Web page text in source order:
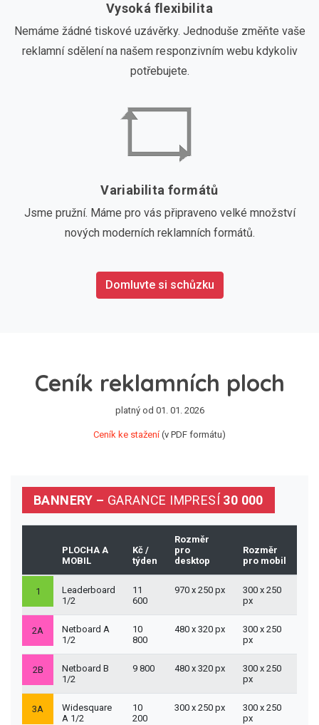
Vysoká flexibilita
Nemáme žádné tiskové uzávěrky. Jednoduše změňte vaše
reklamní sdělení na našem responzivním webu kdykoliv
potřebujete.
Variabilita formátů
Jsme pružní. Máme pro vás připraveno velké množství
nových moderních reklamních formátů.
Domluvte si schůzku
Ceník reklamních ploch
platný od 01. 01. 2026
Ceník ke stažení (v PDF formátu)
BANNERY – GARANCE IMPRESÍ 30 000
PLOCHA A
MOBIL
Kč /
týden
Rozměr
pro
desktop
Rozměr
pro mobil
1
Leaderboard
1/2
11
600
970 x 250 px
300 x 250
px
2A
Netboard A
1/2
10
800
480 x 320 px
300 x 250
px
2B
Netboard B
1/2
9 800 480 x 320 px
300 x 250
px
3A
Widesquare
A 1/2
10
200
300 x 250 px
300 x 250
px